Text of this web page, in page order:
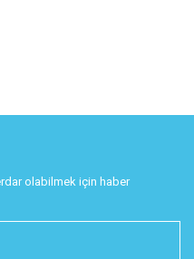
olabilmek için haber